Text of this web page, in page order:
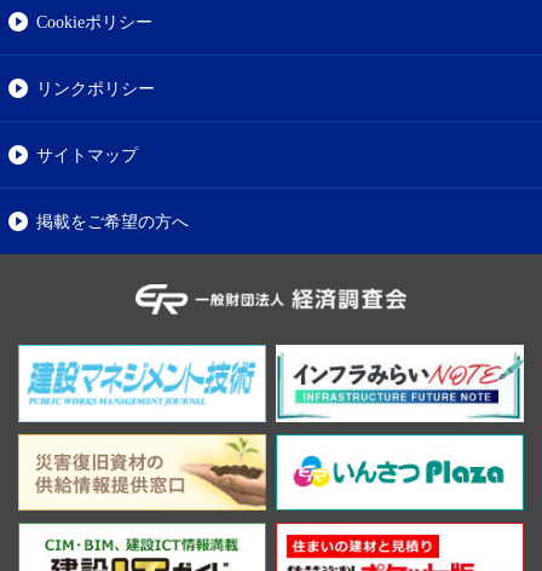
Cookieポリシー
リンクポリシー
サイトマップ
掲載をご希望の方へ